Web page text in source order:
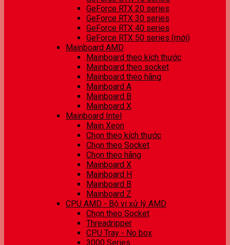
GeForce RTX 20 series
GeForce RTX 30 series
GeForce RTX 40 series
GeForce RTX 50 series (mới)
Mainboard AMD
Mainboard theo kích thước
Mainboard theo socket
Mainboard theo hãng
Mainboard A
Mainboard B
Mainboard X
Mainboard Intel
Main Xeon
Chọn theo kích thước
Chọn theo Socket
Chọn theo hãng
Mainboard X
Mainboard H
Mainboard B
Mainboard Z
CPU AMD - Bộ vi xử lý AMD
Chọn theo Socket
Threadripper
CPU Tray - No box
3000 Series